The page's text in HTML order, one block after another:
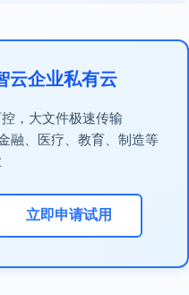
云企业私有云
，大文件极速传输
融、医疗、教育、制造等
立即申请试用